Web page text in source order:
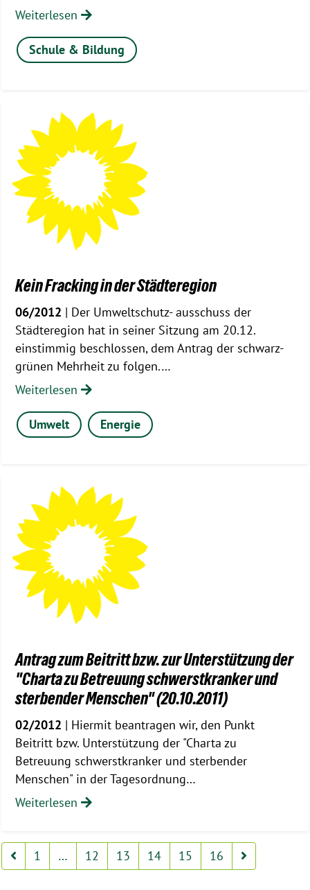
Weiterlesen
Schule & Bildung
Kein Fracking in der Städteregion
06/2012 | Der Umweltschutz- ausschuss der
Städteregion hat in seiner Sitzung am 20.12.
einstimmig beschlossen, dem Antrag der schwarz-
grünen Mehrheit zu folgen.…
Weiterlesen
Umwelt Energie
Antrag zum Beitritt bzw. zur Unterstützung der
"Charta zu Betreuung schwerstkranker und
sterbender Menschen" (20.10.2011)
02/2012 | Hiermit beantragen wir, den Punkt
Beitritt bzw. Unterstützung der "Charta zu
Betreuung schwerstkranker und sterbender
Menschen" in der Tagesordnung…
Weiterlesen
1 … 12 13 14 15 16